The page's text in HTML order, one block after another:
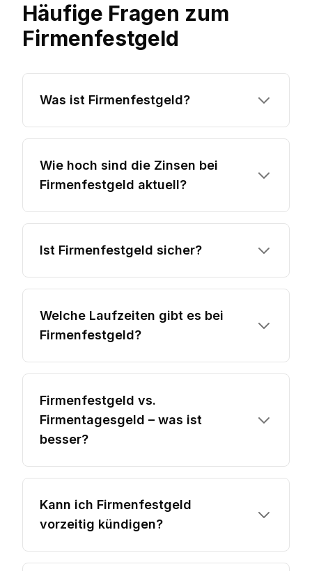
Häufige Fragen zum
Firmenfestgeld
Was ist Firmenfestgeld?
Wie hoch sind die Zinsen bei
Firmenfestgeld aktuell?
Ist Firmenfestgeld sicher?
Welche Laufzeiten gibt es bei
Firmenfestgeld?
Firmenfestgeld vs.
Firmentagesgeld – was ist
besser?
Kann ich Firmenfestgeld
vorzeitig kündigen?